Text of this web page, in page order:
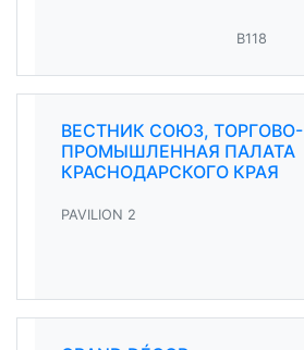
B118
ВЕСТНИК СОЮЗ, ТОРГОВО-
ПРОМЫШЛЕННАЯ ПАЛАТА
КРАСНОДАРСКОГО КРАЯ
PAVILION 2